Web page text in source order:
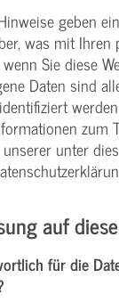
geben
was mit Ihren
Sie diese
Daten sind
zum
unter
auf
für die